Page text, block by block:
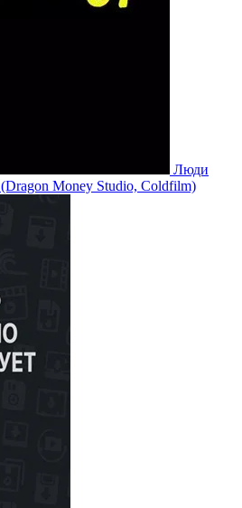
Люди
(Dragon Money Studio, Coldfilm)